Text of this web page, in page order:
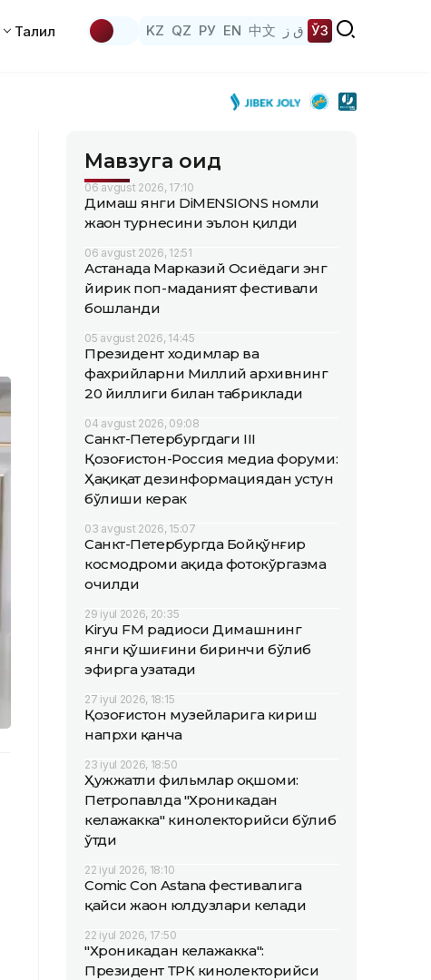
Таҳлил KZ QZ РУ EN 中文 ق ز ЎЗ
Мавзуга оид
06 avgust 2026, 17:10
Димаш янги DiMENSIONS номли
жаҳон турнесини эълон қилди
06 avgust 2026, 12:51
Астанада Марказий Осиёдаги энг
йирик поп-маданият фестивали
бошланди
05 avgust 2026, 14:45
Президент ходимлар ва
фахрийларни Миллий архивнинг
20 йиллиги билан табриклади
04 avgust 2026, 09:08
Санкт-Петербургдаги III
Қозоғистон-Россия медиа форуми:
Ҳақиқат дезинформациядан устун
бўлиши керак
03 avgust 2026, 15:07
Санкт-Петербургда Бойқўнғир
космодроми ҳақида фотокўргазма
очилди
29 iyul 2026, 20:35
Kiryu FM радиоси Димашнинг
янги қўшиғини биринчи бўлиб
эфирга узатади
27 iyul 2026, 18:15
Қозоғистон музейларига кириш
напрхи қанча
23 iyul 2026, 18:50
Ҳужжатли фильмлар оқшоми:
Петропавлда "Хроникадан
келажакка" кинолекторийси бўлиб
ўтди
22 iyul 2026, 18:10
Comic Con Astana фестивалига
қайси жаҳон юлдузлари келади
22 iyul 2026, 17:50
"Хроникадан келажакка":
Президент ТРК кинолекторийси